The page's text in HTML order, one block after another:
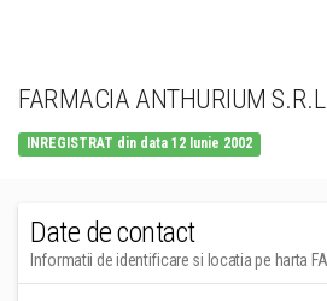
FARMACIA ANTHURIUM
INREGISTRAT din data 12 Iunie 2002
Date de contact
Informatii de identificare si locatia pe harta